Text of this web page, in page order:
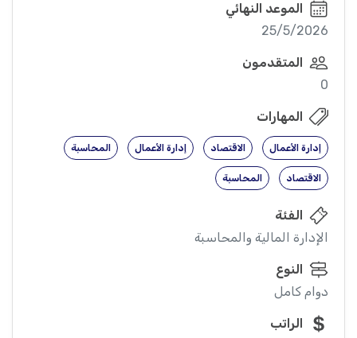
الموعد النهائي
25/5/2026
المتقدمون
0
المهارات
إدارة الأعمال الاقتصاد إدارة الأعمال المحاسبة
الاقتصاد المحاسبة
الفئة
الإدارة المالية والمحاسبة
النوع
دوام كامل
الراتب